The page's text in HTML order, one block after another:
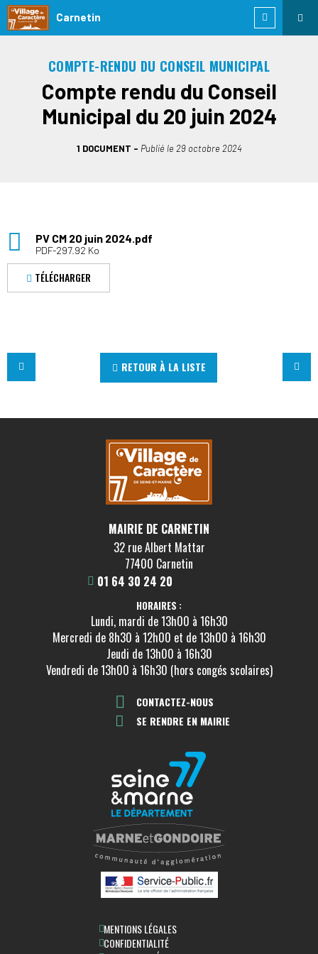
Carnetin
COMPTE-RENDU DU CONSEIL MUNICIPAL
Compte rendu du Conseil
Municipal du 20 juin 2024
1 DOCUMENT Publié le 29 octobre 2024
PV CM 20 juin 2024.pdf
PDF-297.92 Ko
TÉLÉCHARGER
RETOUR À LA LISTE
MAIRIE DE CARNETIN
32 rue Albert Mattar
77400 Carnetin
01 64 30 24 20
HORAIRES :
Lundi, mardi de 13h00 à 16h30
Mercredi de 8h30 à 12h00 et de 13h00 à 16h30
Jeudi de 13h00 à 16h30
Vendredi de 13h00 à 16h30 (hors congés scolaires)
CONTACTEZ-NOUS
SE RENDRE EN MAIRIE
MENTIONS LÉGALES
CONFIDENTIALITÉ